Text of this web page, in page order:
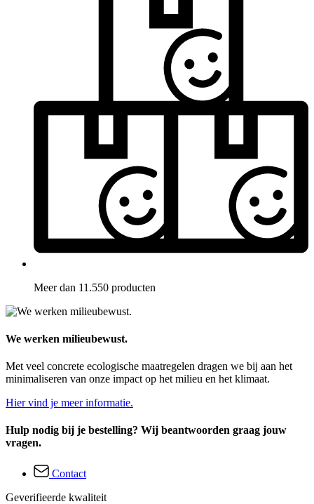
Meer dan 11.550 producten
We werken milieubewust.
Met veel concrete ecologische maatregelen dragen we bij aan het
minimaliseren van onze impact op het milieu en het klimaat.
Hier vind je meer informatie.
Hulp nodig bij je bestelling? Wij beantwoorden graag jouw
vragen.
Contact
Geverifieerde kwaliteit